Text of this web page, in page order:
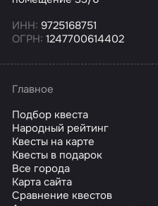
ИНН: 9725168751
ОГРН: 1247700614402
Главное
Подбор квеста
Народный рейтинг
Квесты на карте
Квесты в подарок
Все города
Карта сайта
Сравнение квестов